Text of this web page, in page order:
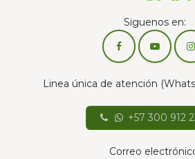
Siguenos en:
Linea única de atención
+57 300 912
Correo